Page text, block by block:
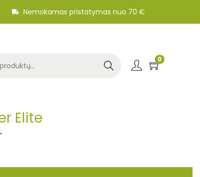
Nemokamas pristatymas nuo 70 €
Search
0
Elite